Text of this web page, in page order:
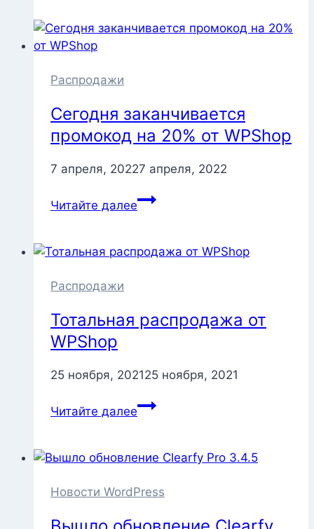
Clearfy
Распродажи
Сегодня заканчивается
промокод на 20% от WPShop
7 апреля, 20227 апреля, 2022
Читайте далее
Сегодня
заканчивается
на
Распродажи
Тотальная распродажа от
WPShop
25 ноября, 202125 ноября, 2021
Читайте далее
Тотальная
распродажа
WPShop
Новости WordPress